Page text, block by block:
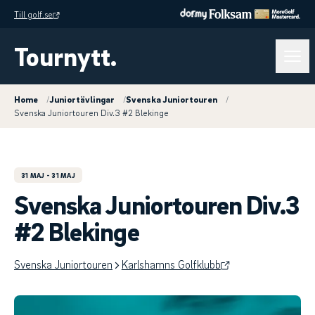
Till golf.se
Tournytt.
Home /Juniortävlingar /Svenska Juniortouren
/
Svenska Juniortouren Div.3 #2 Blekinge
31 MAJ - 31 MAJ
Svenska Juniortouren Div.3
#2 Blekinge
Svenska Juniortouren Karlshamns Golfklubb